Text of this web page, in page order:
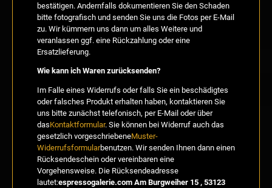
bestätigen. Andernfalls dokumentieren Sie den Schaden
bitte fotografisch und senden Sie uns die Fotos per E-Mail
zu. Wir kümmern uns dann um alles Weitere und
veranlassen ggf. eine Rückzahlung oder eine
Ersatzlieferung.
Wie kann ich Waren zurücksenden?
Im Falle eines Widerrufs oder falls Sie ein beschädigtes
oder falsches Produkt erhalten haben, kontaktieren Sie
uns bitte zunächst telefonisch, per E-Mail oder über
dasKontaktformular. Sie können bei Widerruf auch das
gesetzlich vorgeschriebeneMuster-
Widerrufsformularbenutzen. Wir senden Ihnen dann einen
Rücksendeschein oder vereinbaren eine
Vorgehensweise. Die Rücksendeadresse
lautet:espressogalerie.com Am Burgweiher 15 , 53123